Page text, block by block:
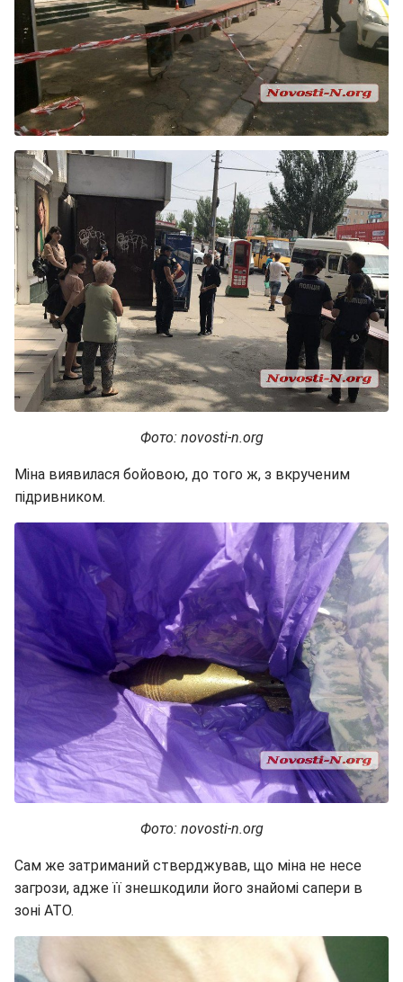
Фото: novosti-n.org
Міна виявилася бойовою, до того ж, з вкрученим
підривником.
Фото: novosti-n.org
Сам же затриманий стверджував, що міна не несе
загрози, адже її знешкодили його знайомі сапери в
зоні АТО.